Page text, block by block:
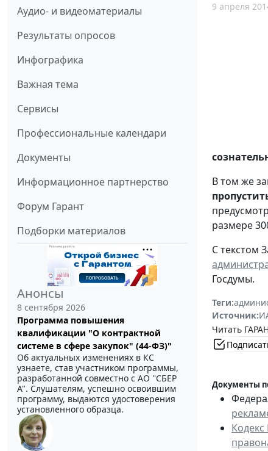
Аудио- и видеоматериалы
Результаты опросов
Инфографика
Важная тема
Сервисы
Профессиональные календари
Документы
Информационное партнерство
Форум Гарант
Подборки материалов
Анонсы
8 сентября 2026
Программа повышения
квалификации "О контрактной
системе в сфере закупок" (44-ФЗ)"
Об актуальных изменениях в КС
узнаете, став участником программы,
разработанной совместно с АО ''СБЕР
А". Слушателям, успешно освоившим
программу, выдаются удостоверения
установленного образца.
9 апреля
В том же
размере
С текстом
Госдумы.
Теги:
Источник:
Читать
Документы